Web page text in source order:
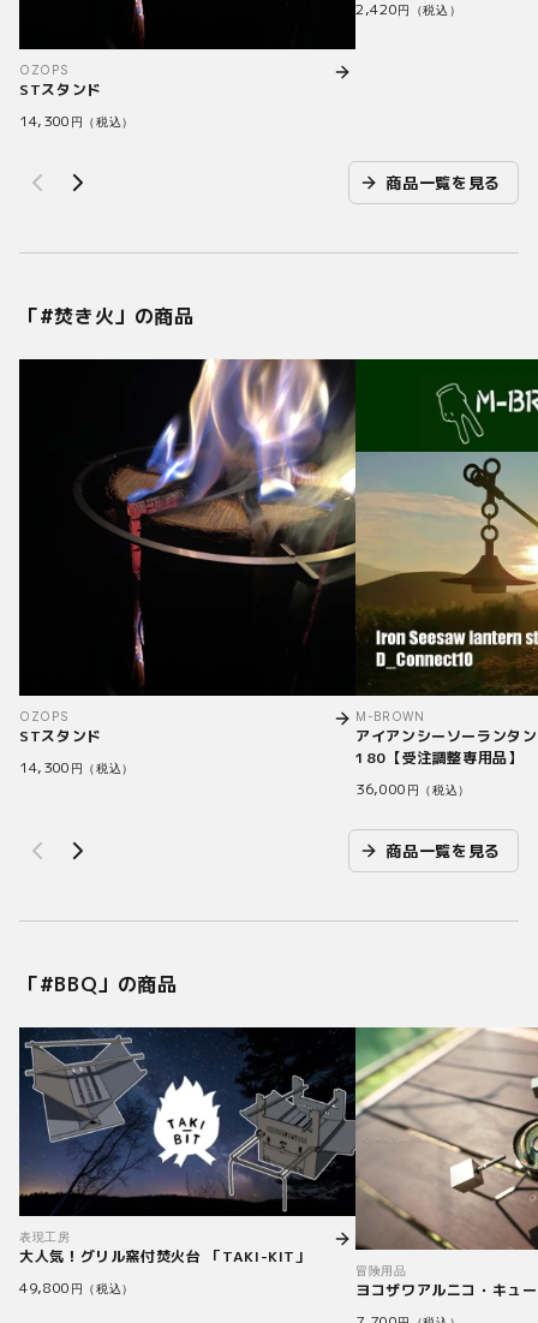
OZOPS
STスタンド
14,300 円（税込）
2,420円（税込）
商品一覧を見る
「#焚き火」の商品
OZOPS
STスタンド
14,300 円（税込）
M-BROWN
アイアンシーソーランタ
180【受注調整専用品】
36,000 円（税込）
商品一覧を見る
「#BBQ」の商品
表現工房
大人気！グリル窯付焚火台 「TAKI-KIT」
49,800 円（税込）
冒険用品
ヨコザワアルニコ・キュ